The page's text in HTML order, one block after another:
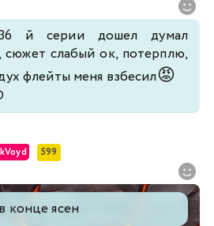
й серии дошел думал
слабый ок, потерплю,
флейты меня взбесил😡
599
конце ясен